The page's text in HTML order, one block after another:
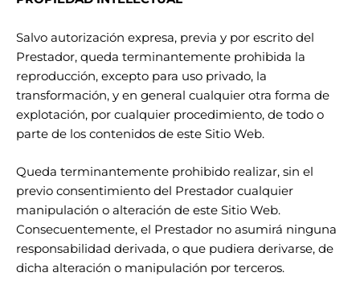
Salvo autorización expresa, previa y por escrito del
Prestador, queda terminantemente prohibida la
reproducción, excepto para uso privado, la
transformación, y en general cualquier otra forma de
explotación, por cualquier procedimiento, de todo o
parte de los contenidos de este Sitio Web.
Queda terminantemente prohibido realizar, sin el
previo consentimiento del Prestador cualquier
manipulación o alteración de este Sitio Web.
Consecuentemente, el Prestador no asumirá ninguna
responsabilidad derivada, o que pudiera derivarse, de
dicha alteración o manipulación por terceros.